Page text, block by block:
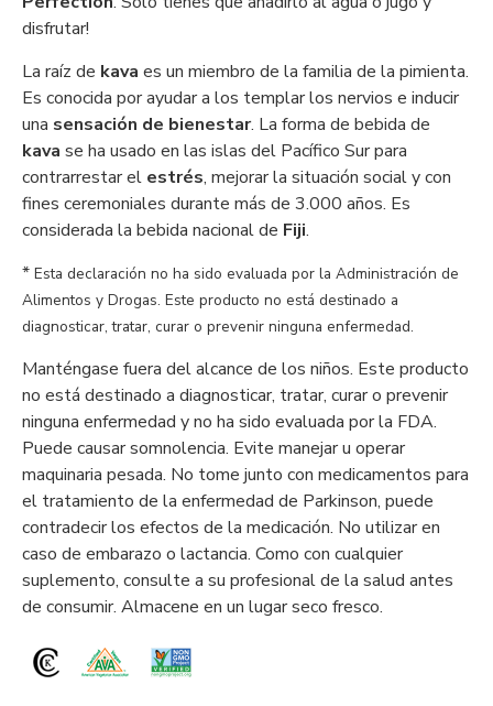
disfrutar!
La raíz de kava es un miembro de la familia de la pimienta.
Es conocida por ayudar a los templar los nervios e inducir
una sensación de bienestar. La forma de bebida de
kava se ha usado en las islas del Pacífico Sur para
contrarrestar el estrés, mejorar la situación social y con
fines ceremoniales durante más de 3.000 años. Es
considerada la bebida nacional de Fiji.
* Esta declaración no ha sido evaluada por la Administración de
Alimentos y Drogas. Este producto no está destinado a
diagnosticar, tratar, curar o prevenir ninguna enfermedad.
Manténgase fuera del alcance de los niños. Este producto
no está destinado a diagnosticar, tratar, curar o prevenir
ninguna enfermedad y no ha sido evaluada por la FDA.
Puede causar somnolencia. Evite manejar u operar
maquinaria pesada. No tome junto con medicamentos para
el tratamiento de la enfermedad de Parkinson, puede
contradecir los efectos de la medicación. No utilizar en
caso de embarazo o lactancia. Como con cualquier
suplemento, consulte a su profesional de la salud antes
de consumir. Almacene en un lugar seco fresco.